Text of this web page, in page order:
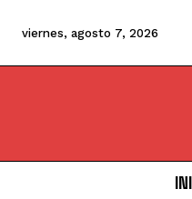
viernes, agosto 7, 2026